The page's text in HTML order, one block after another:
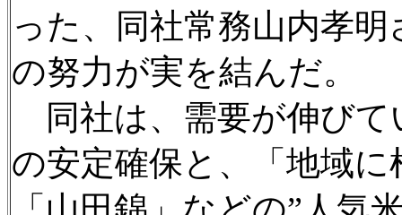
った、同社常務山内孝
の努力が実を結んだ。
同社は、需要が伸びて
の安定確保と、「地域